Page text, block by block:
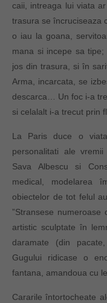
caii, intreaga lui viata
trasura se încruciseaza
o iau la goana,
mana si incepe sa
jos din trasura, si în
Arma, incarcata, se
descarca… Un foc i-a
si celalalt i-a trecut prin
La Paris duce o
personalitati ale
Sava Albescu si
medical, modelarea
obiectelor de tot felul
”Stransese
artistic sculptate în
daramate (din
Gugului ridicase o
fantana, amandoua cu
Cararile întortocheate